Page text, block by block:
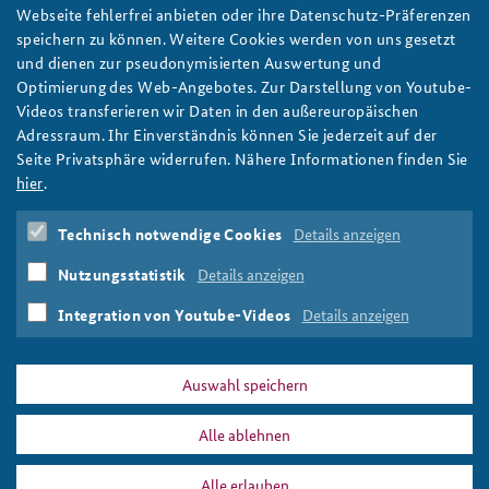
Anfahrt
Freundeskreis
Deutsches Forum Sicherheitspolitik
Arbeitskreis "Junge Sicherheitspolitiker"
Das Sicherheitspolitische Gespräch an der BAKS
Studierendenkonferenz Sicherheitspolitik gestalten
Newsletter-Archiv
Ostsee: Braucht es den Schuss vor den Bug?
Die Sabotage maritimer Infrastruktur in der Ostsee nimmt zu. Im
aktuellen Arbeitspapier plädiert Patricia Schneider für klare
Befugnisse, ein übergreifendes Lagebild und bessere
Abstimmung beteiligter Behörden, um hybriden Angriffen
konsequent entgegenzutreten. Foto: Bundeswehr
weiter
Arbeitspapier,Bundeswehr,Ostsee,Marine,Kritische
Infrastruktur,KRITIS,hybride Angriffe,Schattenflotte
Russland
Bundespolizei ,Seesicherheitsgesetz
Handelswege
Sabotage,NATO,Unterseekabel
KRITIS-Dachgesetz
PRESSE DATENSCHUTZ IMPRESSUM FAQ
Webseite fehlerfrei anbieten oder ihre Datenschutz-Präferenzen
speichern zu können. Weitere Cookies werden von uns gesetzt
und dienen zur pseudonymisierten Auswertung und
Optimierung des Web-Angebotes. Zur Darstellung von Youtube-
Videos transferieren wir Daten in den außereuropäischen
Adressraum. Ihr Einverständnis können Sie jederzeit auf der
Seite Privatsphäre widerrufen. Nähere Informationen finden Sie
hier.
Technisch notwendige Cookies Details anzeigen
Nutzungsstatistik Details anzeigen
Integration von Youtube-Videos Details anzeigen
Auswahl speichern
Alle ablehnen
Alle erlauben